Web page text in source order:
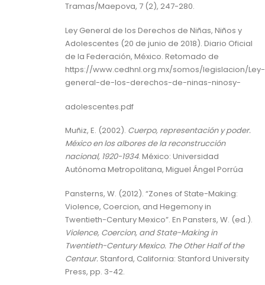
Tramas/Maepova, 7 (2), 247-280.
Ley General de los Derechos de Niñas, Niños y
Adolescentes (20 de junio de 2018). Diario Oficial
de la Federación, México. Retomado de
https://www.cedhnl.org.mx/somos/legislacion/Ley-
general-de-los-derechos-de-ninas-ninosy-
adolescentes.pdf
Muñiz, E. (2002). Cuerpo, representación y poder.
México en los albores de la reconstrucción
nacional, 1920-1934. México: Universidad
Autónoma Metropolitana, Miguel Ángel Porrúa
Pansterns, W. (2012). “Zones of State-Making:
Violence, Coercion, and Hegemony in
Twentieth-Century Mexico”. En Pansters, W. (ed.).
Violence, Coercion, and State-Making in
Twentieth-Century Mexico. The Other Half of the
Centaur. Stanford, California: Stanford University
Press, pp. 3-42.